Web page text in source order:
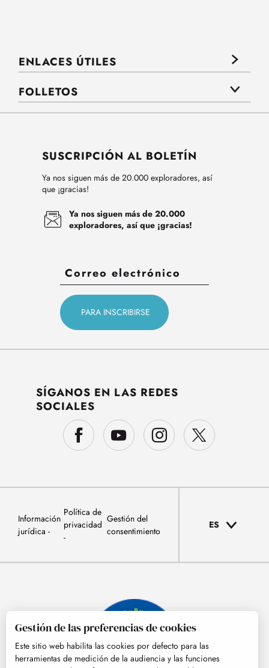
ENLACES ÚTILES
FOLLETOS
SUSCRIPCIÓN AL BOLETÍN
Ya nos siguen más de 20.000 exploradores, así
que ¡gracias!
Ya nos siguen más de 20.000
exploradores, así que ¡gracias!
SÍGANOS EN LAS REDES
SOCIALES
Información
jurídica
Política de
privacidad
Gestión del
consentimiento
ES
Gestión de las preferencias de cookies
Este sitio web habilita las cookies por defecto para las
herramientas de medición de la audiencia y las funciones